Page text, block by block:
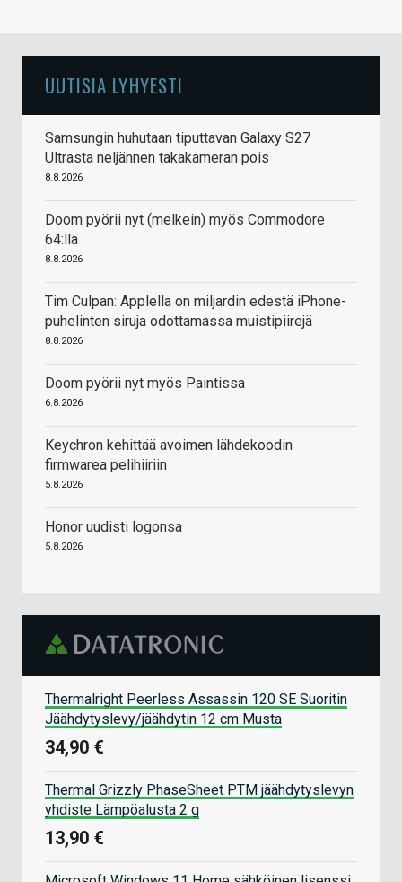
UUTISIA LYHYESTI
Samsungin huhutaan tiputtavan Galaxy S27
Ultrasta neljännen takakameran pois
8.8.2026
Doom pyörii nyt (melkein) myös Commodore
64:llä
8.8.2026
Tim Culpan: Applella on miljardin edestä iPhone-
puhelinten siruja odottamassa muistipiirejä
8.8.2026
Doom pyörii nyt myös Paintissa
6.8.2026
Keychron kehittää avoimen lähdekoodin
firmwarea pelihiiriin
5.8.2026
Honor uudisti logonsa
5.8.2026
Thermalright Peerless Assassin 120 SE Suoritin
Jäähdytyslevy/jäähdytin 12 cm Musta
34,90 €
Thermal Grizzly PhaseSheet PTM jäähdytyslevyn
yhdiste Lämpöalusta 2 g
13,90 €